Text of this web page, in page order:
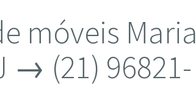
móveis Maria
→ (21) 96821-